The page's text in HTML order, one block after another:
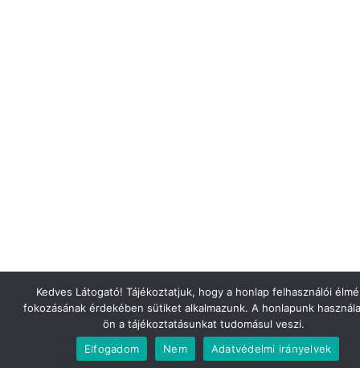
Kedves Látogató! Tájékoztatjuk, hogy a honlap felhasználói
fokozásának érdekében sütiket alkalmazunk. A honlapunk
ön a tájékoztatásunkat tudomásul veszi.
Elfogadom
Nem Adatvédelmi irányelvek